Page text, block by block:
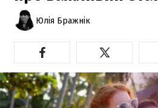
Юлія Бражнік